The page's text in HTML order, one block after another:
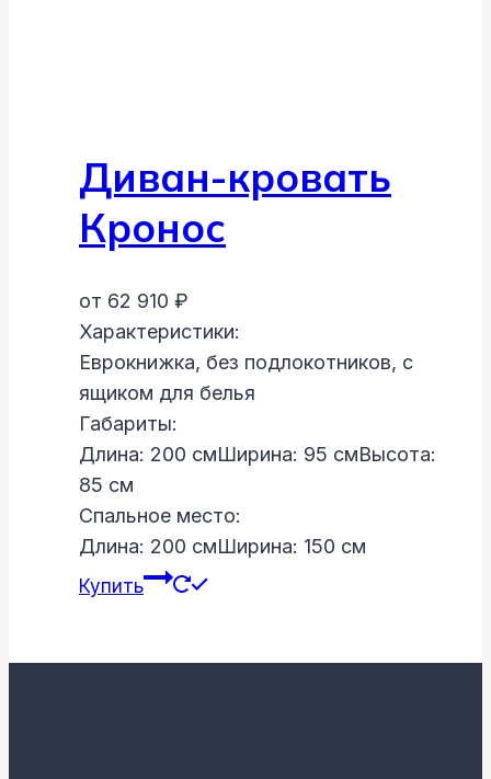
Диван-кровать
Кронос
от 62 910 ₽
Характеристики:
Еврокнижка, без подлокотников, с
ящиком для белья
Габариты:
Длина: 200 cмШирина: 95 cмВысота:
85 cм
Спальное место:
Длина: 200 cмШирина: 150 cм
Купить